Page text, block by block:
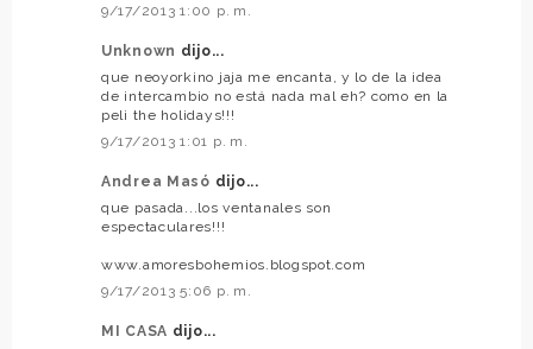
9/17/2013 1:00 p. m.
Unknown dijo...
que neoyorkino jaja me encanta, y lo de la idea
de intercambio no está nada mal eh? como en la
peli the holidays!!!
9/17/2013 1:01 p. m.
Andrea Masó dijo...
que pasada...los ventanales son
espectaculares!!!
www.amoresbohemios.blogspot.com
9/17/2013 5:06 p. m.
MI CASA dijo...